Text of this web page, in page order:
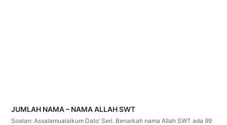
JUMLAH NAMA – NAMA ALLAH SWT
Soalan: Assalamualaikum Dato’ Seri. Benarkah nama Allah SWT ada 99